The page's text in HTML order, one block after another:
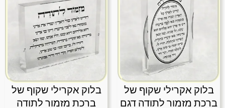
בלוק אקרילי שקוף של
ברכת מזמור לתודה דגם
בלוק אקרילי שקוף של
ברכת מזמור לתודה